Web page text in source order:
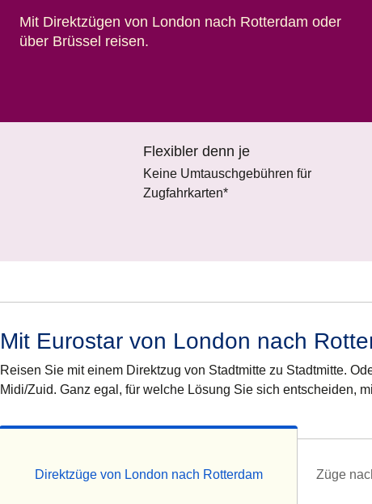
Mit Direktzügen von London nach Rotterdam oder
über Brüssel reisen.
Flexibler denn je
Keine Umtauschgebühren für
Zugfahrkarten*
Mit Eurostar von London nach
Reisen Sie mit einem Direktzug von Stadtmitte zu Stadtmitte.
Midi/Zuid. Ganz egal, für welche Lösung Sie sich entscheiden,
Direktzüge von London nach Rotterdam
Züge